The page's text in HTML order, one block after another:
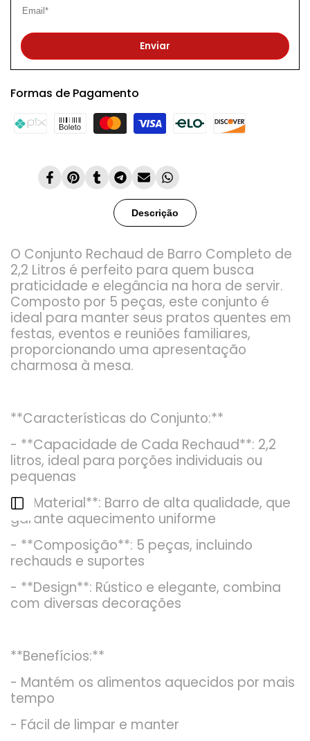
Abrir
Barra
Enviar
Formas de Pagamento
Compartilhar
no
Fixar
no
Compartilhar
no
Tumblr
Compartilhar
no
Telegram
Enviar
por
email
Compartilhar
no
Whatsapp
Descrição
O Conjunto Rechaud de Barro Completo de
2,2 Litros é perfeito para quem busca
praticidade e elegância na hora de servir.
Composto por 5 peças, este conjunto é
ideal para manter seus pratos quentes em
festas, eventos e reuniões familiares,
proporcionando uma apresentação
charmosa à mesa.
**Características do Conjunto:**
- **Capacidade de Cada Rechaud**: 2,2
litros, ideal para porções individuais ou
pequenas
- **Material**: Barro de alta qualidade, que
garante aquecimento uniforme
- **Composição**: 5 peças, incluindo
rechauds e suportes
- **Design**: Rústico e elegante, combina
com diversas decorações
**Benefícios:**
- Mantém os alimentos aquecidos por mais
tempo
- Fácil de limpar e manter